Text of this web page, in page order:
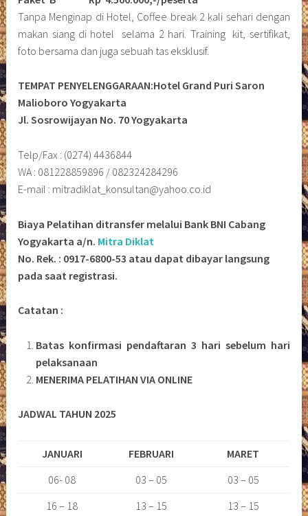
Tanpa Menginap di Hotel, Coffee break 2 kali sehari dengan
makan siang di hotel selama 2 hari. Training kit, sertifikat,
foto bersama dan juga sebuah tas eksklusif.
TEMPAT PENYELENGGARAAN:Hotel Grand Puri Saron
Malioboro Yogyakarta
Jl. Sosrowijayan No. 70 Yogyakarta
Telp/Fax : (0274) 4436844
WA : 081228859896 / 082324284296
E-mail : mitradiklat_konsultan@yahoo.co.id
Biaya Pelatihan ditransfer melalui Bank BNI Cabang
Yogyakarta a/n. Mitra Diklat
No. Rek. : 0917-6800-53 atau dapat dibayar langsung
pada saat registrasi.
Catatan :
Batas konfirmasi pendaftaran 3 hari sebelum hari
pelaksanaan
MENERIMA PELATIHAN VIA ONLINE
JADWAL TAHUN 2025
JANUARI FEBRUARI
MARET
06- 08
03 – 05
03 – 05
16 – 18
13 – 15
13 – 15